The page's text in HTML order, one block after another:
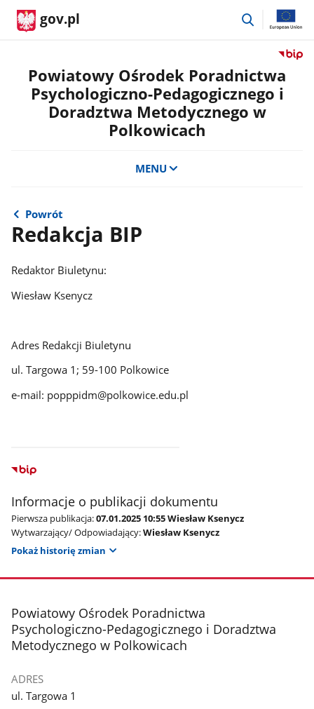
gov.pl
przejdź
Przejdź
do
Powiatowy Ośrodek Poradnictwa
Psychologiczno-Pedagogicznego i
Doradztwa Metodycznego w
Polkowicach
MENU
Powrót
Redakcja BIP
Redaktor Biuletynu:
Wiesław Ksenycz
Adres Redakcji Biuletynu
ul. Targowa 1; 59-100 Polkowice
e-mail: popppidm@polkowice.edu.pl
Informacje o publikacji dokumentu
Pierwsza publikacja:07.01.2025 10:55 Wiesław Ksenycz
Wytwarzający/ Odpowiadający:Wiesław Ksenycz
Pokaż historię zmian
stopka
Powiatowy Ośrodek Poradnictwa
Psychologiczno-Pedagogicznego i Doradztwa
Metodycznego w Polkowicach
ADRES
ul. Targowa 1